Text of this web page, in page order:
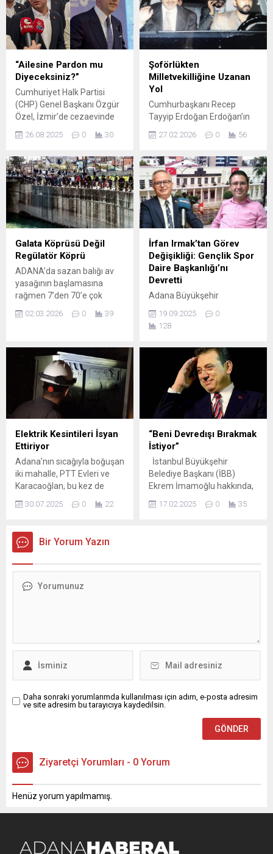
“Ailesine Pardon mu
Diyeceksiniz?”
Cumhuriyet Halk Partisi
(CHP) Genel Başkanı Özgür
Özel, İzmir’de cezaevinde
bulunan partilileri ziyaret
ettikten sonra yaptığı
Belediye Başkanı Mehmet
Murat Çalık’ın hastalığının
nüksetme riski bulunduğunu
belirterek, “Murat Çalık’ın
siyasi kararla içerde
tutulmasını kabul etmiyoruz.
Çalık bir hükümlü değildir.
Ama hükümlüye
uygulananlar uygulanıyor.
Suçu ispata muhtaç. Beraat
edeceği kesin...
26.08.2025 0 30
Şoförlükten
Milletvekilliğine Uzanan
Yol
Cumhurbaşkanı Recep
Tayyip Erdoğan Erdoğan’ın
doğum günü kutlamaları
sosyal medyada adeta bir
üst düzey isimleri ve
sevenleri Erdoğan için
doğum günü kutlaması
mesajı yayımladı. Bunlardan
en ilginci AK Parti Adana
milletvekili Abdullah
Doğru’nunki idi. Doğru, uzun
yıllar önce Erdoğan’ın bindiği
araca şoförlük yaptığı
fotoğrafını paylaşarak bir...
27.02.2026 0 56
Galata Köprüsü Değil
Regülatör Köprü
ADANA’da sazan balığı av
yasağının başlamasına
rağmen 7’den 70’e çok
köprüsü üzerinde balık
başladığı gün oltacıların
köprüdeki yoğunluğu
Galata’yı andırdı. Tarım ve
Orman İl Müdürlüğü
tarafından Adana il sınırları
içerisindeki tüm iç sularda
sazan ve sazangiller için 1
Mart-31 Mayıs tarihleri...
02.03.2026 0 39
İrfan Irmak’tan Görev
Değişikliği: Gençlik Spor
Daire Başkanlığı’nı
Devretti
Adana Büyükşehir
görev değişikliği gerçekleşti.
Bugüne kadar hem Gençlik
de Basın ve Halkla İlişkiler
Daire Başkanlığı görevlerini
birlikte yürüten İrfan Irmak,
Gençlik Spor Daire
Başkanlığı’nı Hasan
Aydoğan’a devretti. İrfan
Irmak bundan sonraki
süreçte yalnızca Basın ve
Halkla İlişkiler Daire
Başkanlığı görevinde
çalışmalarına devam...
19.09.2025
0
128
Elektrik Kesintileri İsyan
Ettiriyor
Adana’nın sıcağıyla boğuşan
iki mahalle, PTT Evleri ve
Karacaoğlan, bu kez de
elektrik kriziyle gündemde.
30 yıl önce kurulan ve o
yenilenmeyen trafo sistemi,
artan nüfus ve elektrik
trafo, mahalle halkını
30.07.2025 0 22
“Beni Devredışı Bırakmak
İstiyor”
İstanbul Büyükşehir
Belediye Başkanı (İBB)
Ekrem İmamoğlu hakkında,
soruşturma ve davalarda
görevli bilirkişiyi hedef
17.02.2025 0 35
Bir Yorum Yazın
Daha sonraki yorumlarımda kullanılması için adım, e-posta adresim
ve site adresim bu tarayıcıya kaydedilsin.
Ziyaretçi Yorumları - 0 Yorum
Henüz yorum yapılmamış.